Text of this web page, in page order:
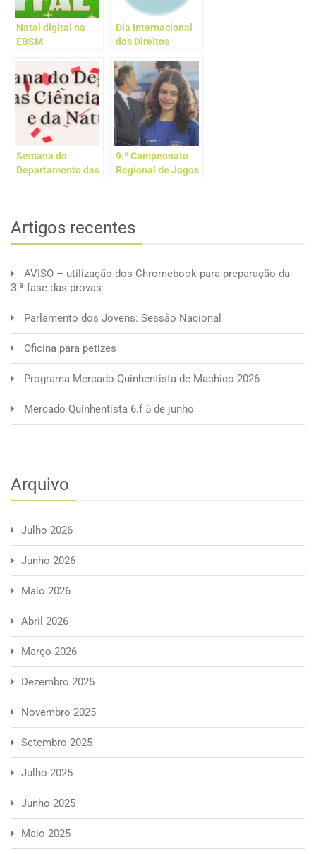
Natal digital na
EBSM
Dia Internacional
dos Direitos
Semana do
Departamento das
9.º Campeonato
Regional de Jogos
Artigos recentes
AVISO – utilização dos Chromebook para preparação da
3.ª fase das provas
Parlamento dos Jovens: Sessão Nacional
Oficina para petizes
Programa Mercado Quinhentista de Machico 2026
Mercado Quinhentista 6.f 5 de junho
Arquivo
Julho 2026
Junho 2026
Maio 2026
Abril 2026
Março 2026
Dezembro 2025
Novembro 2025
Setembro 2025
Julho 2025
Junho 2025
Maio 2025